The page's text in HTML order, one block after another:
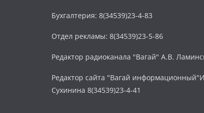
Бухгалтерия: 8(34539)23-4-83
Отдел рекламы: 8(34539)23-5-86
Редактор радиоканала "Вагай" А.В.
Редактор сайта "Вагай
Сухинина 8(34539)23-4-41